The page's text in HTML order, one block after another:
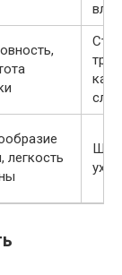
слоя
легкость
Швы